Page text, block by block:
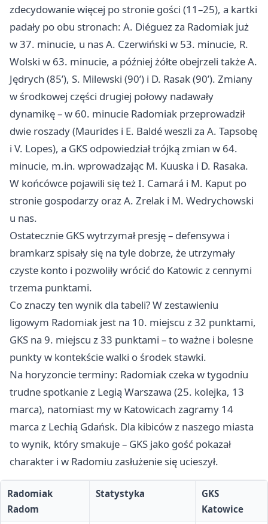
zdecydowanie więcej po stronie gości (11–25), a kartki
padały po obu stronach: A. Diéguez za Radomiak już
w 37. minucie, u nas A. Czerwiński w 53. minucie, R.
Wolski w 63. minucie, a później żółte obejrzeli także A.
Jędrych (85’), S. Milewski (90’) i D. Rasak (90’). Zmiany
w środkowej części drugiej połowy nadawały
dynamikę – w 60. minucie Radomiak przeprowadził
dwie roszady (Maurides i E. Baldé weszli za A. Tapsobę
i V. Lopes), a GKS odpowiedział trójką zmian w 64.
minucie, m.in. wprowadzając M. Kuuska i D. Rasaka.
W końcówce pojawili się też I. Camará i M. Kaput po
stronie gospodarzy oraz A. Zrelak i M. Wedrychowski
u nas.
Ostatecznie GKS wytrzymał presję – defensywa i
bramkarz spisały się na tyle dobrze, że utrzymały
czyste konto i pozwoliły wrócić do Katowic z cennymi
trzema punktami.
Co znaczy ten wynik dla tabeli? W zestawieniu
ligowym Radomiak jest na 10. miejscu z 32 punktami,
GKS na 9. miejscu z 33 punktami – to ważne i bolesne
punkty w kontekście walki o środek stawki.
Na horyzoncie terminy: Radomiak czeka w tygodniu
trudne spotkanie z Legią Warszawa (25. kolejka, 13
marca), natomiast my w Katowicach zagramy 14
marca z Lechią Gdańsk. Dla kibiców z naszego miasta
to wynik, który smakuje – GKS jako gość pokazał
charakter i w Radomiu zasłużenie się ucieszył.
Radomiak
Radom
Statystyka
GKS
Katowice